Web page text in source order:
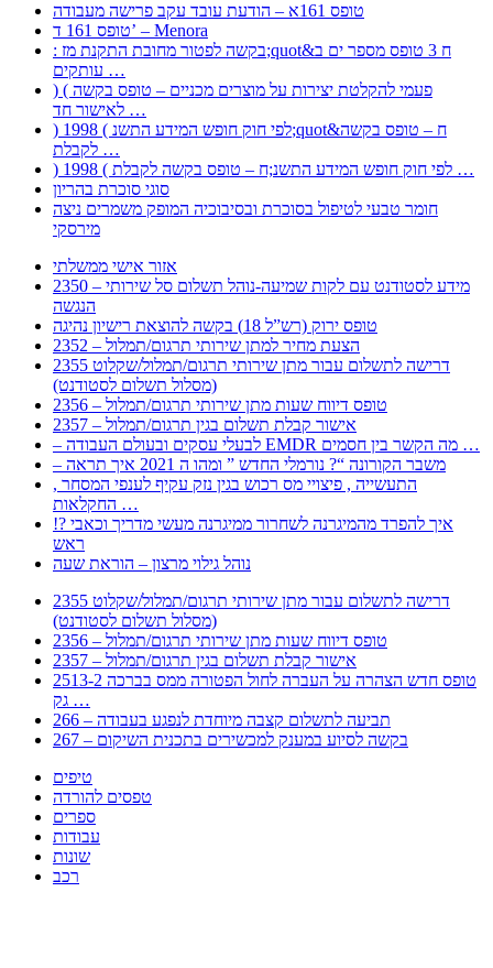
טופס 161א – הודעת עובד עקב פרישה מעבודה
טופס 161 ד’ – Menora
: בקשה לפטור מחובת התקנת מז;quot&ח 3 טופס מספר ים ב
עותקים …
) ( פעמי להקלטת יצירות על מוצרים מכניים – טופס בקשה
לאישור חד …
) 1998 ( לפי חוק חופש המידע התשנ;quot&ח – טופס בקשה
לקבלת …
) 1998 ( לפי חוק חופש המידע התשנ;ח – טופס בקשה לקבלת …
סוגי סוכרת בהריון
חומר טבעי לטיפול בסוכרת ובסיבוכיה המופק משמרים ניצה
מירסקי
אזור אישי ממשלתי
2350 – מידע לסטודנט עם לקות שמיעה-נוהל תשלום סל שירותי
הנגשה
טופס ירוק (רש”ל 18) בקשה להוצאת רישיון נהיגה
2352 – הצעת מחיר למתן שירותי תרגום/תמלול
2355 דרישה לתשלום עבור מתן שירותי תרגום/תמלול/שקלוט
(מסלול תשלום לסטודנט)
2356 – טופס דיווח שעות מתן שירותי תרגום/תמלול
2357 – אישור קבלת תשלום בגין תרגום/תמלול
– לבעלי עסקים ובעולם העבודה EMDR מה הקשר בין חסמים …
– משבר הקורונה “? נורמלי החדש ” ומהו ה 2021 איך תראה
, התעשייה , פיצויי מס רכוש בגין נזק עקיף לענפי המסחר
החקלאות …
!? איך להפרד מהמיגרנה לשחרור ממיגרנה מעשי מדריך וכאבי
ראש
נוהל גילוי מרצון – הוראת שעה
2355 דרישה לתשלום עבור מתן שירותי תרגום/תמלול/שקלוט
(מסלול תשלום לסטודנט)
2356 – טופס דיווח שעות מתן שירותי תרגום/תמלול
2357 – אישור קבלת תשלום בגין תרגום/תמלול
2513-2 טופס חדש הצהרה על העברה לחול הפטורה ממס בברכה
גק …
266 – תביעה לתשלום קצבה מיוחדת לנפגע בעבודה
267 – בקשה לסיוע במענק למכשירים בתכנית השיקום
טיפים
טפסים להורדה
ספרים
עבודות
שונות
רכב